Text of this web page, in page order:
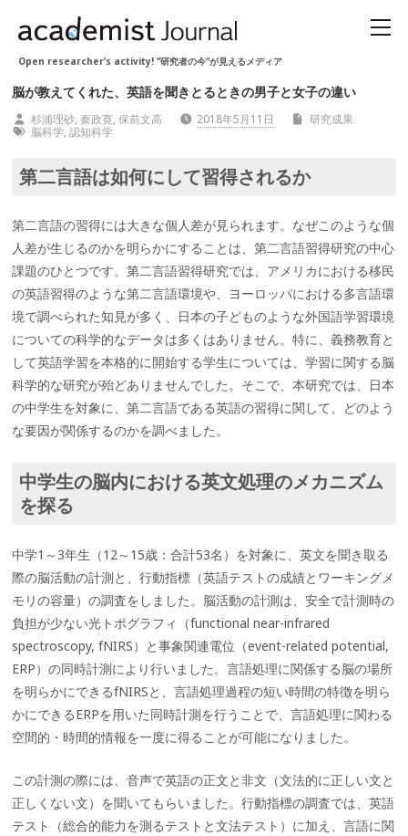
Open researcher’s activity! “研究者の今“が見えるメディア
脳が教えてくれた、英語を聞きとるときの男子と女子の違い
杉浦理砂, 秦政寛, 保前文高 2018年5月11日
研究成果
脳科学, 認知科学
第二言語は如何にして習得されるか
第二言語の習得には大きな個人差が見られます。なぜこのような個
人差が生じるのかを明らかにすることは、第二言語習得研究の中心
課題のひとつです。第二言語習得研究では、アメリカにおける移民
の英語習得のような第二言語環境や、ヨーロッパにおける多言語環
境で調べられた知見が多く、日本の子どものような外国語学習環境
についての科学的なデータは多くはありません。特に、義務教育と
して英語学習を本格的に開始する学生については、学習に関する脳
科学的な研究が殆どありませんでした。そこで、本研究では、日本
の中学生を対象に、第二言語である英語の習得に関して、どのよう
な要因が関係するのかを調べました。
中学生の脳内における英文処理のメカニズム
を探る
中学1～3年生（12～15歳：合計53名）を対象に、英文を聞き取る
際の脳活動の計測と、行動指標（英語テストの成績とワーキングメ
モリの容量）の調査をしました。脳活動の計測は、安全で計測時の
負担が少ない光トポグラフィ（functional near-infrared
spectroscopy, fNIRS）と事象関連電位（event-related potential,
ERP）の同時計測により行いました。言語処理に関係する脳の場所
を明らかにできるfNIRSと、言語処理過程の短い時間の特徴を明ら
かにできるERPを用いた同時計測を行うことで、言語処理に関わる
空間的・時間的情報を一度に得ることが可能になりました。
この計測の際には、音声で英語の正文と非文（文法的に正しい文と
正しくない文）を聞いてもらいました。行動指標の調査では、英語
テスト（総合的能力を測るテストと文法テスト）に加え、言語に関